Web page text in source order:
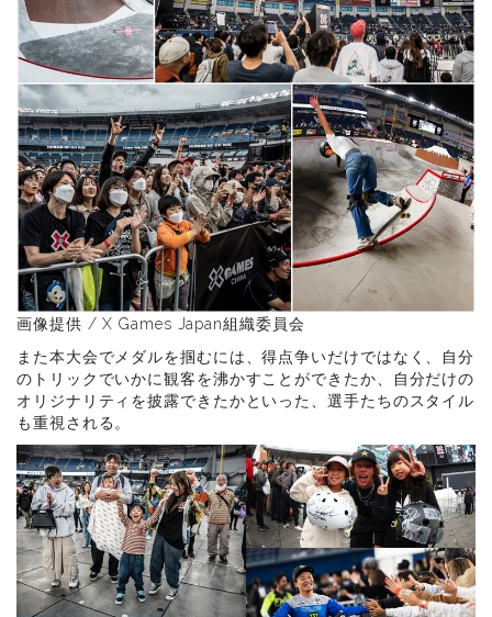
画像提供 / X Games Japan組織委員会
また本大会でメダルを掴むには、得点争いだけではなく、自分
のトリックでいかに観客を沸かすことができたか、自分だけの
オリジナリティを披露できたかといった、選手たちのスタイル
も重視される。